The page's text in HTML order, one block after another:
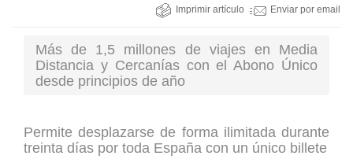
Imprimir artículo Enviar por email
Más de 1,5 millones de viajes en Media
Distancia y Cercanías con el Abono Único
desde principios de año
Permite desplazarse de forma ilimitada durante
treinta días por toda España con un único billete